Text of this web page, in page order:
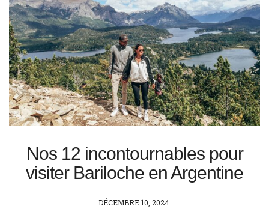
Nos 12 incontournables pour
visiter Bariloche en Argentine
POSTED
DÉCEMBRE 10, 2024